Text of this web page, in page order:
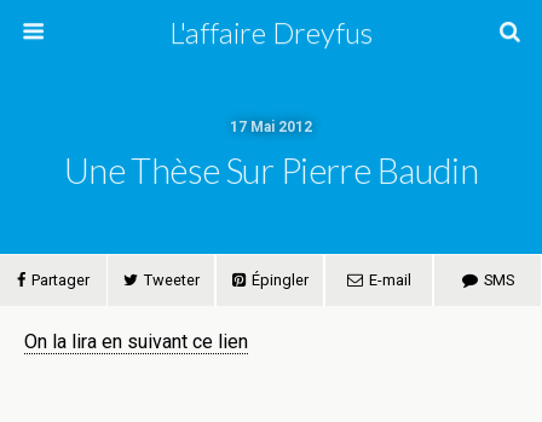
L'affaire Dreyfus
17 Mai 2012
Une Thèse Sur Pierre Baudin
Partager Tweeter Épingler E-mail SMS
On la lira en suivant ce lien